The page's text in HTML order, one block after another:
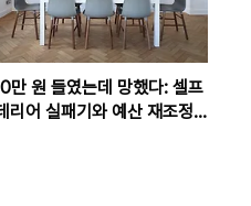
만 원 들였는데 망했다: 셀프
리어 실패기와 예산 재조정